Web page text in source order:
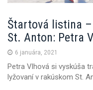
Štartová listina
St. Anton: Petra
6 januára, 2021
Petra Vlhová si vyskúša
lyžovaní v rakúskom St.